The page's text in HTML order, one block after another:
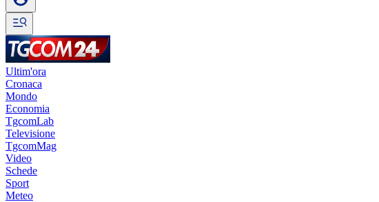
Ultim'ora
Cronaca
Mondo
Economia
TgcomLab
Televisione
TgcomMag
Video
Schede
Sport
Meteo